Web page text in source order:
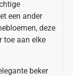
een ander
deze
toe aan elke
beker